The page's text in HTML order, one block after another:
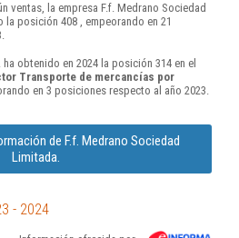
ventas, la empresa F.f. Medrano Sociedad
posición 408 , empeorando en 21
obtenido en 2024 la posición 314 en el
Transporte de mercancías por
en 3 posiciones respecto al año 2023.
de F.f. Medrano Sociedad
Limitada.
- 2024